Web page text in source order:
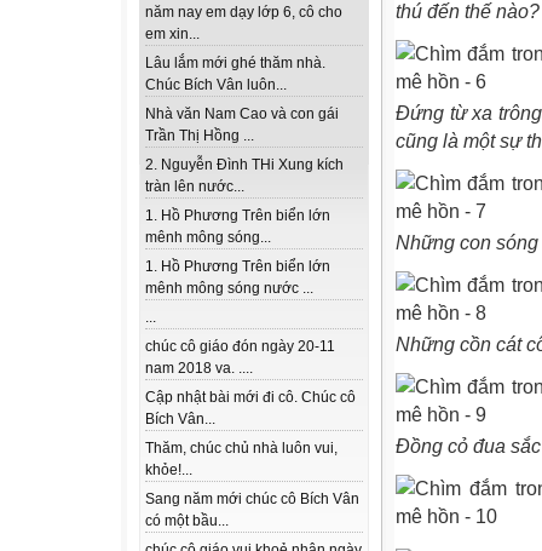
năm nay em dạy lớp 6, cô cho
em xin...
Lâu lắm mới ghé thăm nhà.
Chúc Bích Vân luôn...
Nhà văn Nam Cao và con gái
Trần Thị Hồng ...
2. Nguyễn Đình THi Xung kích
tràn lên nước...
1. Hồ Phương Trên biển lớn
mênh mông sóng...
1. Hồ Phương Trên biển lớn
mênh mông sóng nước ...
...
chúc cô giáo đón ngày 20-11
nam 2018 va. ....
Cập nhật bài mới đi cô. Chúc cô
Bích Vân...
Thăm, chúc chủ nhà luôn vui,
khỏe!...
Sang năm mới chúc cô Bích Vân
có một bầu...
thú đến thế nào?
Đứng từ xa
cũng là một sự
Những con
Những cồn cát
Đồng cỏ đua